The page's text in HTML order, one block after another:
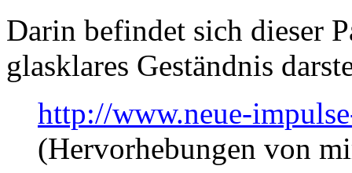
Darin befindet sich dieser
glasklares Geständnis
http://www.neue-
(Hervorhebungen von